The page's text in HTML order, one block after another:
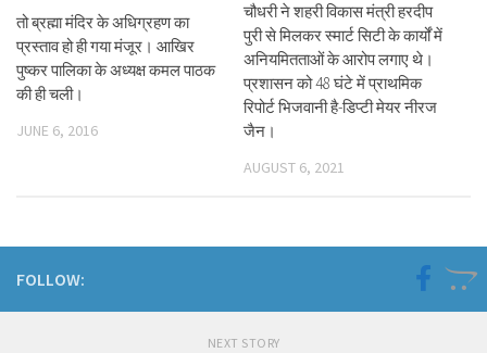
तो ब्रह्मा मंदिर के अधिग्रहण का
प्रस्ताव हो ही गया मंजूर। आखिर
पुष्कर पालिका के अध्यक्ष कमल पाठक
की ही चली।
JUNE 6, 2016
चौधरी ने शहरी विकास मंत्री हरदीप
पुरी से मिलकर स्मार्ट सिटी के कार्यों में
अनियमितताओं के आरोप लगाए थे।
प्रशासन को 48 घंटे में प्राथमिक
रिपोर्ट भिजवानी है-डिप्टी मेयर नीरज
जैन।
AUGUST 6, 2021
FOLLOW:
NEXT STORY